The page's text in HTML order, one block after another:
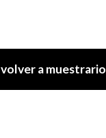
volver a muestrario